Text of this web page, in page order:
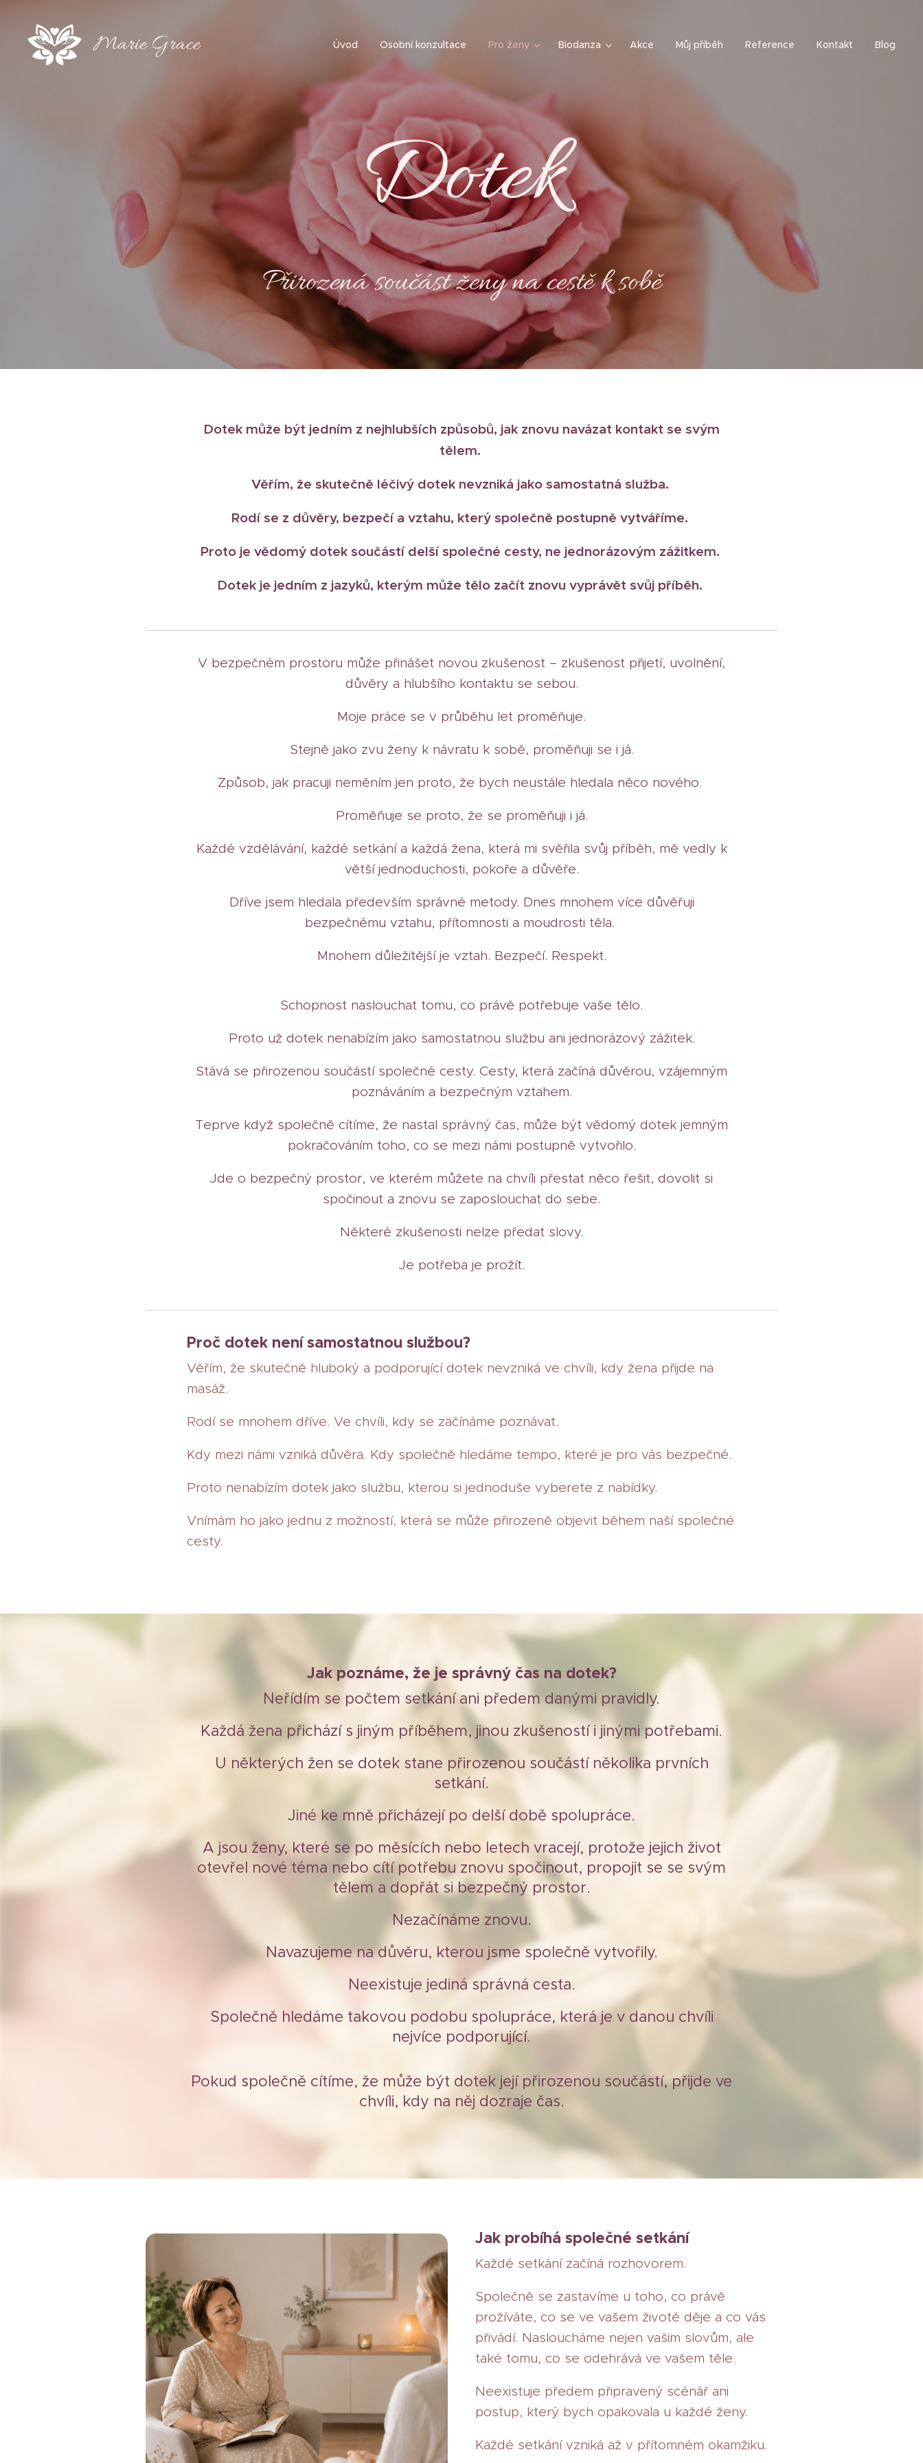
Marie Grace Úvod Osobní konzultace Pro ženy Biodanza Akce Můj příběh Reference Kontakt Blog
Dotek
Přirozená součást ženy na cestě k sobě
Dotek může být jedním z nejhlubších způsobů, jak znovu navázat kontakt se svým
tělem.
Věřím, že skutečně léčivý dotek nevzniká jako samostatná služba.
Rodí se z důvěry, bezpečí a vztahu, který společně postupně vytváříme.
Proto je vědomý dotek součástí delší společné cesty, ne jednorázovým zážitkem.
Dotek je jedním z jazyků, kterým může tělo začít znovu vyprávět svůj příběh.
V bezpečném prostoru může přinášet novou zkušenost – zkušenost přijetí, uvolnění,
důvěry a hlubšího kontaktu se sebou.
Moje práce se v průběhu let proměňuje.
Stejně jako zvu ženy k návratu k sobě, proměňuji se i já.
Způsob, jak pracuji neměním jen proto, že bych neustále hledala něco nového.
Proměňuje se proto, že se proměňuji i já.
Každé vzdělávání, každé setkání a každá žena, která mi svěřila svůj příběh, mě vedly k
větší jednoduchosti, pokoře a důvěře.
Dříve jsem hledala především správné metody. Dnes mnohem více důvěřuji
bezpečnému vztahu, přítomnosti a moudrosti těla.
Mnohem důležitější je vztah. Bezpečí. Respekt.
Schopnost naslouchat tomu, co právě potřebuje vaše tělo.
Proto už dotek nenabízím jako samostatnou službu ani jednorázový zážitek.
Stává se přirozenou součástí společné cesty. Cesty, která začíná důvěrou, vzájemným
poznáváním a bezpečným vztahem.
Teprve když společně cítíme, že nastal správný čas, může být vědomý dotek jemným
pokračováním toho, co se mezi námi postupně vytvořilo.
Jde o bezpečný prostor, ve kterém můžete na chvíli přestat něco řešit, dovolit si
spočinout a znovu se zaposlouchat do sebe.
Některé zkušenosti nelze předat slovy.
Je potřeba je prožít.
Proč dotek není samostatnou službou?
Věřím, že skutečně hluboký a podporující dotek nevzniká ve chvíli, kdy žena přijde na
masáž.
Rodí se mnohem dříve. Ve chvíli, kdy se začínáme poznávat.
Kdy mezi námi vzniká důvěra. Kdy společně hledáme tempo, které je pro vás bezpečné.
Proto nenabízím dotek jako službu, kterou si jednoduše vyberete z nabídky.
Vnímám ho jako jednu z možností, která se může přirozeně objevit během naší společné
cesty.
Jak poznáme, že je správný čas na dotek?
Neřídím se počtem setkání ani předem danými pravidly.
Každá žena přichází s jiným příběhem, jinou zkušeností i jinými potřebami.
U některých žen se dotek stane přirozenou součástí několika prvních
setkání.
Jiné ke mně přicházejí po delší době spolupráce.
A jsou ženy, které se po měsících nebo letech vracejí, protože jejich život
otevřel nové téma nebo cítí potřebu znovu spočinout, propojit se se svým
tělem a dopřát si bezpečný prostor.
Nezačínáme znovu.
Navazujeme na důvěru, kterou jsme společně vytvořily.
Neexistuje jediná správná cesta.
Společně hledáme takovou podobu spolupráce, která je v danou chvíli
nejvíce podporující.
Pokud společně cítíme, že může být dotek její přirozenou součástí, přijde ve
chvíli, kdy na něj dozraje čas.
Jak probíhá společné setkání
Každé setkání začíná rozhovorem.
Společně se zastavíme u toho, co právě
prožíváte, co se ve vašem životě děje a co vás
přivádí. Nasloucháme nejen vašim slovům, ale
také tomu, co se odehrává ve vašem těle.
Neexistuje předem připravený scénář ani
postup, který bych opakovala u každé ženy.
Každé setkání vzniká až v přítomném okamžiku.